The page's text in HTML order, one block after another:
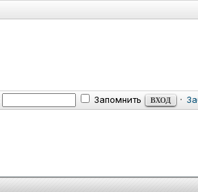
Запомнить ·